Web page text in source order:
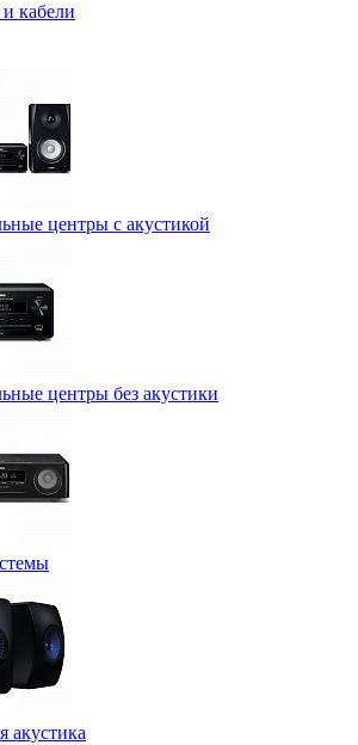
кабели
центры с акустикой
центры без акустики
акустика